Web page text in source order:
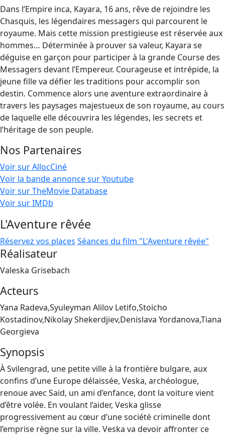
Dans l’Empire inca, Kayara, 16 ans, rêve de rejoindre les
Chasquis, les légendaires messagers qui parcourent le
royaume. Mais cette mission prestigieuse est réservée aux
hommes… Déterminée à prouver sa valeur, Kayara se
déguise en garçon pour participer à la grande Course des
Messagers devant l’Empereur. Courageuse et intrépide, la
jeune fille va défier les traditions pour accomplir son
destin. Commence alors une aventure extraordinaire à
travers les paysages majestueux de son royaume, au cours
de laquelle elle découvrira les légendes, les secrets et
l’héritage de son peuple.
Nos Partenaires
Voir sur AllocCiné
Voir la bande annonce sur Youtube
Voir sur TheMovie Database
Voir sur IMDb
L'Aventure rêvée
Réservez vos places Séances du film "L'Aventure rêvée"
Réalisateur
Valeska Grisebach
Acteurs
Yana Radeva,Syuleyman Alilov Letifo,Stoicho
Kostadinov,Nikolay Shekerdjiev,Denislava Yordanova,Tiana
Georgieva
Synopsis
À Svilengrad, une petite ville à la frontière bulgare, aux
confins d’une Europe délaissée, Veska, archéologue,
renoue avec Said, un ami d’enfance, dont la voiture vient
d’être volée. En voulant l’aider, Veska glisse
progressivement au cœur d’une société criminelle dont
l’emprise règne sur la ville. Veska va devoir affronter ce